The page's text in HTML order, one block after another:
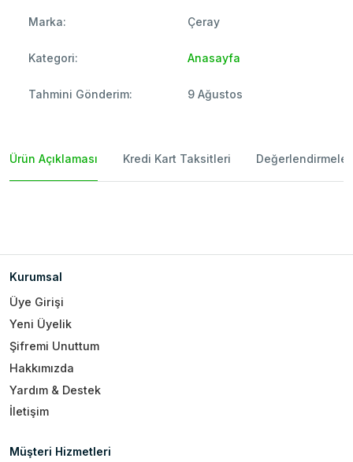
Marka: Çeray
Kategori: Anasayfa
Tahmini Gönderim: 9 Ağustos
Ürün Açıklaması Kredi Kart Taksitleri Değerlendirmeler
Kurumsal
Üye Girişi
Yeni Üyelik
Şifremi Unuttum
Hakkımızda
Yardım & Destek
İletişim
Müşteri Hizmetleri